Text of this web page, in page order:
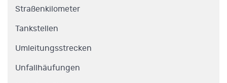
Straßenkilometer
Tankstellen
Umleitungsstrecken
Unfallhäufungen